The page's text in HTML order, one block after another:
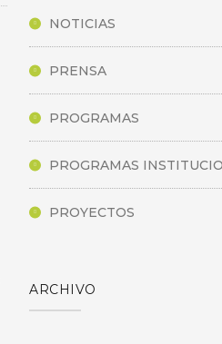
NOTICIAS
PRENSA
PROGRAMAS
PROGRAMAS
PROYECTOS
ARCHIVO